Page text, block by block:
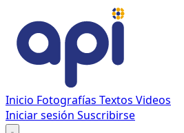
Inicio Fotografías Textos Videos
Iniciar sesión Suscribirse